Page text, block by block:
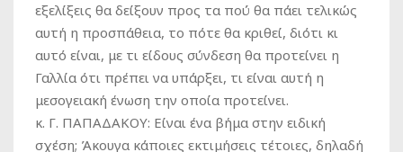
εξελίξεις θα δείξουν προς τα πού θα πάει τελικώς
αυτή η προσπάθεια, το πότε θα κριθεί, διότι κι
αυτό είναι, με τι είδους σύνδεση θα προτείνει η
Γαλλία ότι πρέπει να υπάρξει, τι είναι αυτή η
μεσογειακή ένωση την οποία προτείνει.
κ. Γ. ΠΑΠΑΔΑΚΟΥ: Είναι ένα βήμα στην ειδική
σχέση; Άκουγα κάποιες εκτιμήσεις τέτοιες, δηλαδή